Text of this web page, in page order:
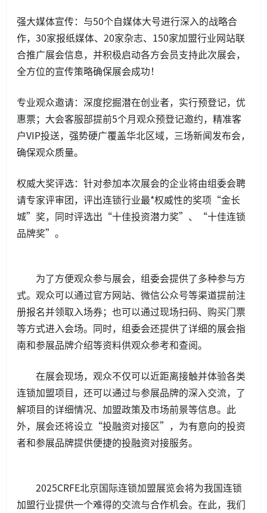
强大媒体宣传：与50个自媒体大号进行深入的战略合
作，30家报纸媒体、20家杂志、150家加盟行业网站联
合推广展会信息，并积极启动各方会员支持此次展会，
全方位的宣传策略确保展会成功！
专业观众邀请：深度挖掘潜在创业者，实行预登记，优
惠票；大会客服部提前5个月观众预登记邀约，精准客
户VIP投送，强势硬广覆盖华北区域，三场新闻发布会，
确保观众质量。
权威大奖评选：针对参加本次展会的企业将由组委会聘
请专家评审团，评出连锁行业最*权威性的奖项“金长
城”奖，同时评选出“十佳投资潜力奖”、“十佳连锁
品牌奖”。
为了方便观众参与展会，组委会提供了多种参与方
式。观众可以通过官方网站、微信公众号等渠道提前注
册报名并领取入场券；也可以通过现场扫码、购买门票
等方式进入会场。同时，组委会还提供了详细的展会指
南和参展品牌介绍等资料供观众参考和查阅。
在展会现场，观众不仅可以近距离接触并体验各类
连锁加盟项目，还可以通过与参展品牌的深入交流，了
解项目的详细情况、加盟政策及市场前景等信息。此
外，展会还将设立“投融资对接区”，为有意向的投资
者和参展品牌提供便捷的投融资对接服务。
2025CRFE北京国际连锁加盟展览会将为我国连锁
加盟行业提供一个难得的交流与合作机会。在此，我们